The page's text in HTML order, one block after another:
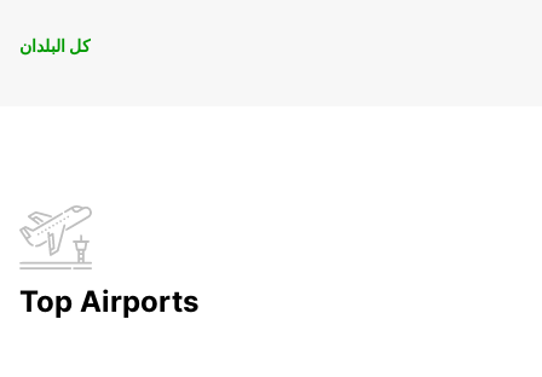
كل البلدان
Top Airports